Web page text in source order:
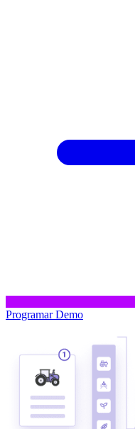
Programar Demo